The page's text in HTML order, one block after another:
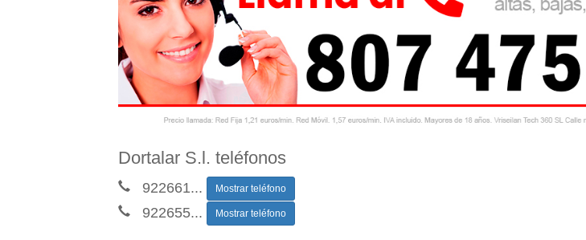
Dortalar S.l. teléfonos
922661... Mostrar teléfono
922655... Mostrar teléfono